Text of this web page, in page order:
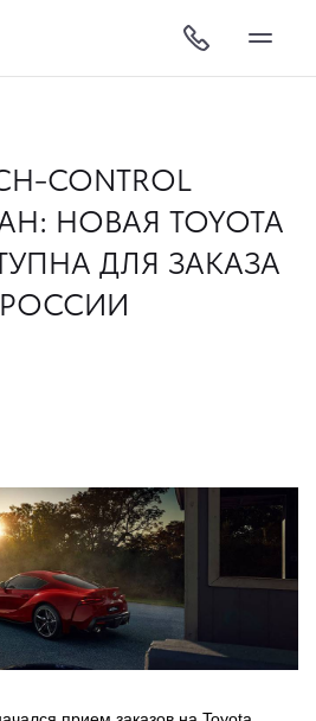
CONTROL
НОВАЯ TOYOTA
ДЛЯ ЗАКАЗА